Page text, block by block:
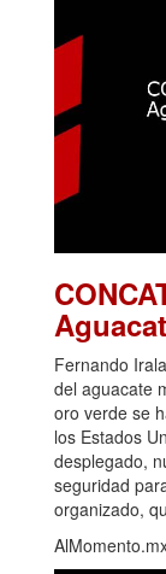
Fernando
del aguacate
oro verde se
los Estados
desplegado,
seguridad
organizado,